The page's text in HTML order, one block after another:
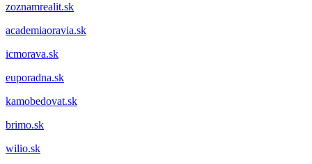
zoznamrealit.sk
academiaoravia.sk
icmorava.sk
euporadna.sk
kamobedovat.sk
brimo.sk
wilio.sk